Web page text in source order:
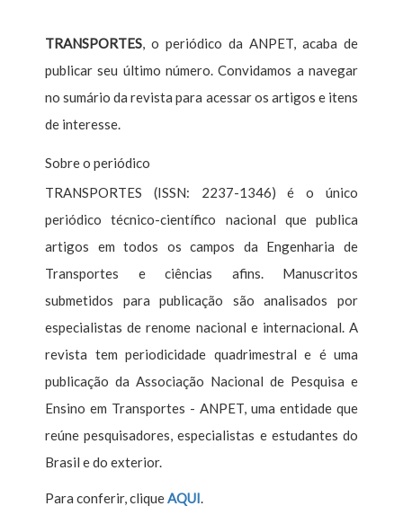
TRANSPORTES, o periódico da ANPET, acaba de
publicar seu último número. Convidamos a navegar
no sumário da revista para acessar os artigos e itens
de interesse.
Sobre o periódico
TRANSPORTES (ISSN: 2237-1346) é o único
periódico técnico-científico nacional que publica
artigos em todos os campos da Engenharia de
Transportes e ciências afins. Manuscritos
submetidos para publicação são analisados por
especialistas de renome nacional e internacional. A
revista tem periodicidade quadrimestral e é uma
publicação da Associação Nacional de Pesquisa e
Ensino em Transportes - ANPET, uma entidade que
reúne pesquisadores, especialistas e estudantes do
Brasil e do exterior.
Para conferir, cliqueAQUI.